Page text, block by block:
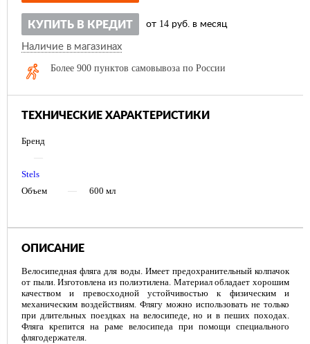
КУПИТЬ В КРЕДИТ от 14 руб. в месяц
Наличие в магазинах
Более 900 пунктов самовывоза по России
ТЕХНИЧЕСКИЕ ХАРАКТЕРИСТИКИ
Бренд
—
Stels
Объем
— 600 мл
ОПИСАНИЕ
Велосипедная фляга для воды. Имеет предохранительный колпачок
от пыли. Изготовлена из полиэтилена. Материал обладает хорошим
качеством и превосходной устойчивостью к физическим и
механическим воздействиям. Флягу можно использовать не только
при длительных поездках на велосипеде, но и в пеших походах.
Фляга крепится на раме велосипеда при помощи специального
флягодержателя.